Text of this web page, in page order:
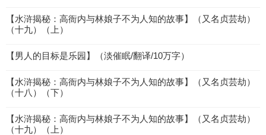
【水浒揭秘：高衙内与林娘子不为人知的故事】（又名贞芸劫）
（十九）（上）
【男人的目标是乐园】（淡催眠/翻译/10万字）
【水浒揭秘：高衙内与林娘子不为人知的故事】（又名贞芸劫）
（十八）（下）
【水浒揭秘：高衙内与林娘子不为人知的故事】（又名贞芸劫）
（十九）（上）